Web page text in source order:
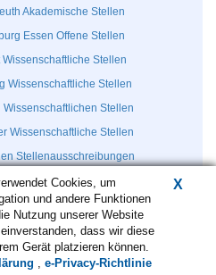
AGB Datenschutz
Cookies, um
und andere Funktionen
Nutzung unserer Website
dass wir diese
Gerät platzieren können.
, e-Privacy-Richtlinie
X